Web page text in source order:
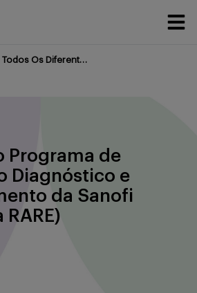
Todos Os Diferentes Lados de Fabry
Programa de
Diagnóstico e
da Sanofi